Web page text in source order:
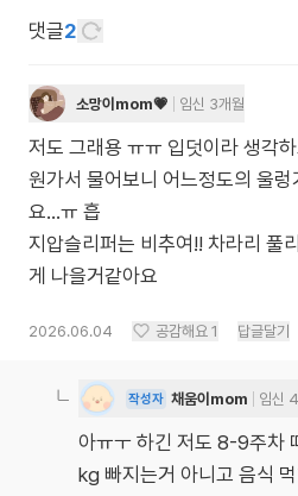
댓글2
소망이mom💗 임신 3개월
저도 그래용 ㅠㅠ 입덧이라 생각
원가서 물어보니 어느정도의 울
요…ㅠ 흡
지압슬리퍼는 비추여!! 차라리 풀
게 나을거같아요
2026.06.04 공감해요 1 답글달기
작성자 채움이mom 임신
아ㅠㅜ 하긴 저도 8-9주차
kg 빠지는거 아니고 음식